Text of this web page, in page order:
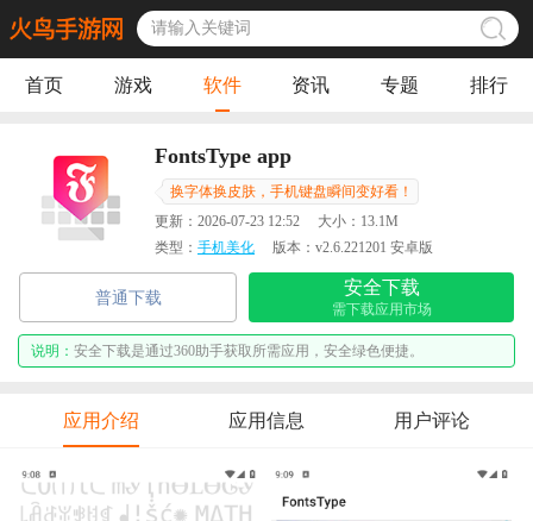
首页 游戏 软件 资讯 专题 排行
FontsType app
换字体换皮肤，手机键盘瞬间变好看！
更新： 2026-07-23 12:52 大小： 13.1M
类型： 手机美化 版本： v2.6.221201 安卓版
普通下载
安全下载
需下载应用市场
说明： 安全下载是通过360助手获取所需应用，安全绿色便捷。
应用介绍 应用信息 用户评论